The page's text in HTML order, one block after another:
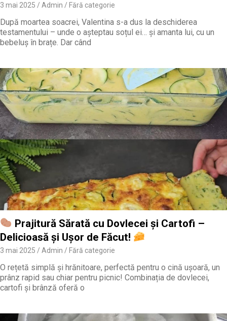
3 mai 2025 Admin Fără categorie
După moartea soacrei, Valentina s-a dus la deschiderea
testamentului – unde o așteptau soțul ei… și amanta lui, cu un
bebeluș în brațe. Dar când
Prajitură Sărată cu Dovlecei și Cartofi –
Delicioasă și Ușor de Făcut!
3 mai 2025 Admin Fără categorie
O rețetă simplă și hrănitoare, perfectă pentru o cină ușoară, un
prânz rapid sau chiar pentru picnic! Combinația de dovlecei,
cartofi și brânză oferă o